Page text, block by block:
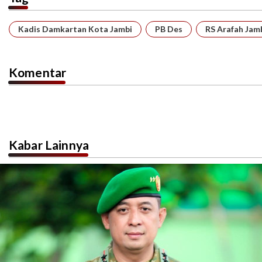
Kadis Damkartan Kota Jambi PB Des RS Arafah
Komentar
Kabar Lainnya